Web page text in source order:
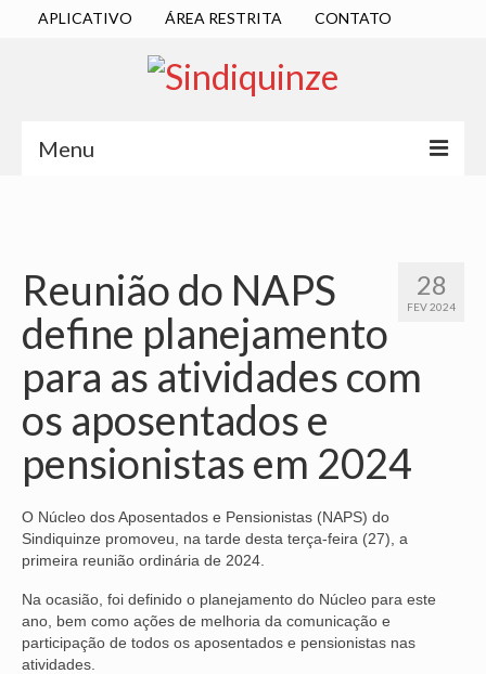
APLICATIVO ÁREA RESTRITA CONTATO
Menu
DIRETORIA EXECUTIVA
ESTATUTO
ATAS
LOCALIZAÇÃO
QUEM SOMOS
NOSSA HISTÓRIA
SUBSEDES
ARAÇATUBA
BAURU
28
FEV 2024
Reunião do NAPS
define planejamento
para as atividades com
os aposentados e
pensionistas em 2024
O Núcleo dos Aposentados e Pensionistas (NAPS) do
Sindiquinze promoveu, na tarde desta terça-feira (27), a
primeira reunião ordinária de 2024.
Na ocasião, foi definido o planejamento do Núcleo para este
ano, bem como ações de melhoria da comunicação e
participação de todos os aposentados e pensionistas nas
atividades.